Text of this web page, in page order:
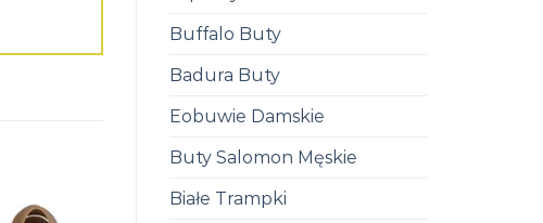
Buffalo Buty
Badura Buty
Eobuwie Damskie
Buty Salomon Męskie
Białe Trampki